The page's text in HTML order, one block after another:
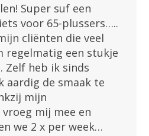
Super suf een
voor 65-plussers…..
cliënten die veel
regelmatig een stukje
Zelf heb ik sinds
aardig de smaak te
mijn
mij mee en
we 2 x per week…